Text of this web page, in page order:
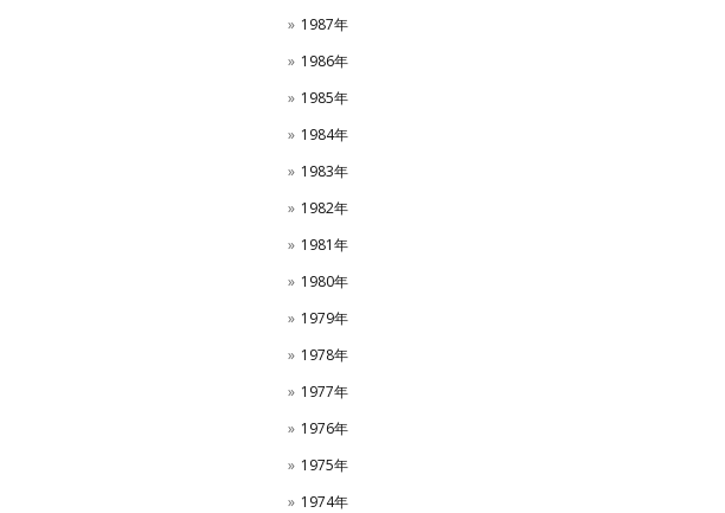
1987年
1986年
1985年
1984年
1983年
1982年
1981年
1980年
1979年
1978年
1977年
1976年
1975年
1974年